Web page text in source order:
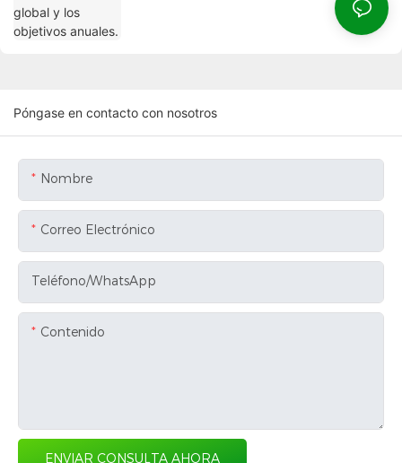
Póngase en contacto con nosotros
Nombre
Correo Electrónico
Teléfono/WhatsApp
Contenido
ENVIAR CONSULTA AHORA